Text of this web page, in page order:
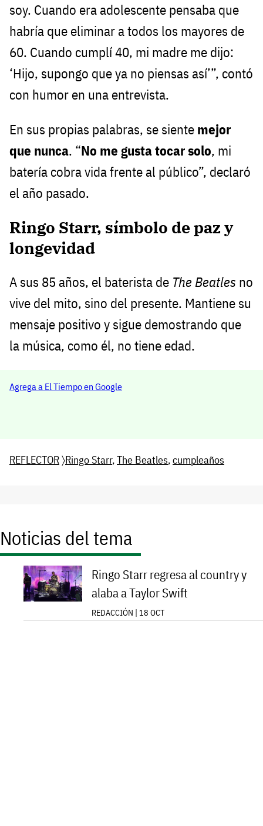
soy. Cuando era adolescente pensaba que
habría que eliminar a todos los mayores de
60. Cuando cumplí 40, mi madre me dijo:
‘Hijo, supongo que ya no piensas así’”, contó
con humor en una entrevista.
En sus propias palabras, se siente mejor
que nunca. “No me gusta tocar solo, mi
batería cobra vida frente al público”, declaró
el año pasado.
Ringo Starr, símbolo de paz y
longevidad
A sus 85 años, el baterista de The Beatles no
vive del mito, sino del presente. Mantiene su
mensaje positivo y sigue demostrando que
la música, como él, no tiene edad.
Agrega a El Tiempo en Google
REFLECTOR〉Ringo Starr,The Beatles,cumpleaños
Noticias del tema
Ringo Starr regresa al country y
alaba a Taylor Swift
REDACCIÓN | 18 OCT